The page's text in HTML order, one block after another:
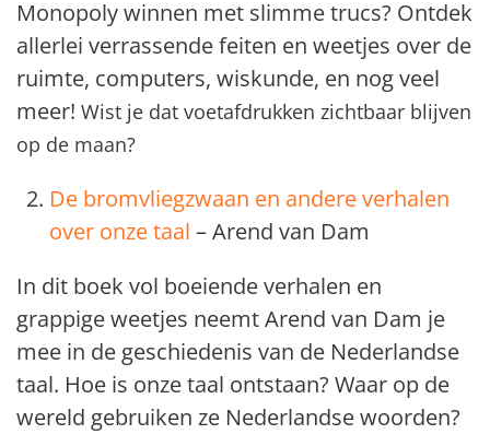
Monopoly winnen met slimme trucs? Ontdek
allerlei verrassende feiten en weetjes over de
ruimte, computers, wiskunde, en nog veel
meer! Wist je dat voetafdrukken zichtbaar blijven
op de maan?
De bromvliegzwaan en andere verhalen
over onze taal – Arend van Dam
In dit boek vol boeiende verhalen en
grappige weetjes neemt Arend van Dam je
mee in de geschiedenis van de Nederlandse
taal. Hoe is onze taal ontstaan? Waar op de
wereld gebruiken ze Nederlandse woorden?